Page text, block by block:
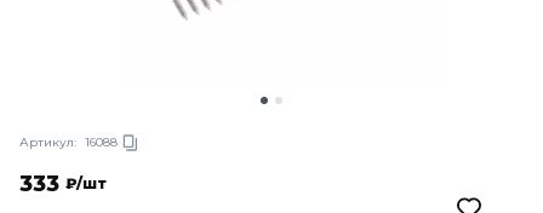
Артикул: 16088
333 ₽/шт